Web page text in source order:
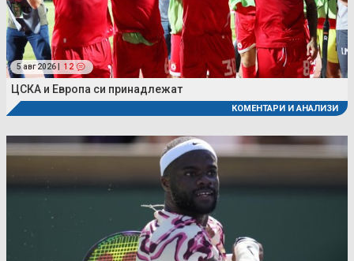
5 авг 2026 | 12
ЦСКА и Европа си принадлежат
КОМЕНТАРИ И АНАЛИЗИ